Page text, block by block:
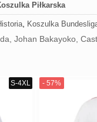
Piłkarska
Koszulka
Johan Bakayoko,